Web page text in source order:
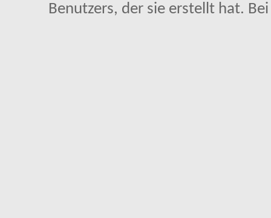
Benutzers, der sie erstellt hat.